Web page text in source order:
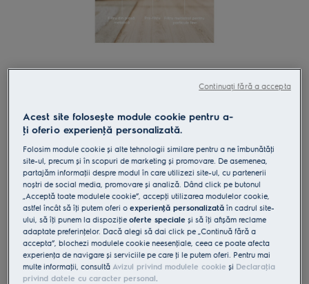
ESKW8
Kit filtre Performance
0 (0)
Beneficii
Kit de filtru complet pentru menţinerea eficienţei aspiratorului fără
sac
Eficienţă de filtrare de până la 99,9%*
Filtre lavabile
Acest site folosește module cookie pentru a-
ţi oferi o experienţă personalizată.
Folosim module cookie și alte tehnologii similare pentru a ne îmbunătăţi
site-ul, precum și în scopuri de marketing și promovare. De asemenea,
partajăm informaţii despre modul în care utilizezi site-ul, cu partenerii
noștri de social media, promovare și analiză. Dând click pe butonul
„Acceptă toate modulele cookie”, accepţi utilizarea modulelor cookie,
astfel încât să îţi putem oferi oexperienţă personalizată în cadrul site-
ului, să îţi punem la dispoziţieoferte speciale și să îţi afișăm reclame
adaptate preferinţelor. Dacă alegi să dai click pe „Continuă fără a
accepta”, blochezi modulele cookie neesenţiale, ceea ce poate afecta
experienţa de navigare și serviciile pe care ţi le putem oferi. Pentru mai
multe informaţii, consultă Avizul privind modulele cookie și Declaraţia
privind datele cu caracter personal.
Continuați fără a accepta